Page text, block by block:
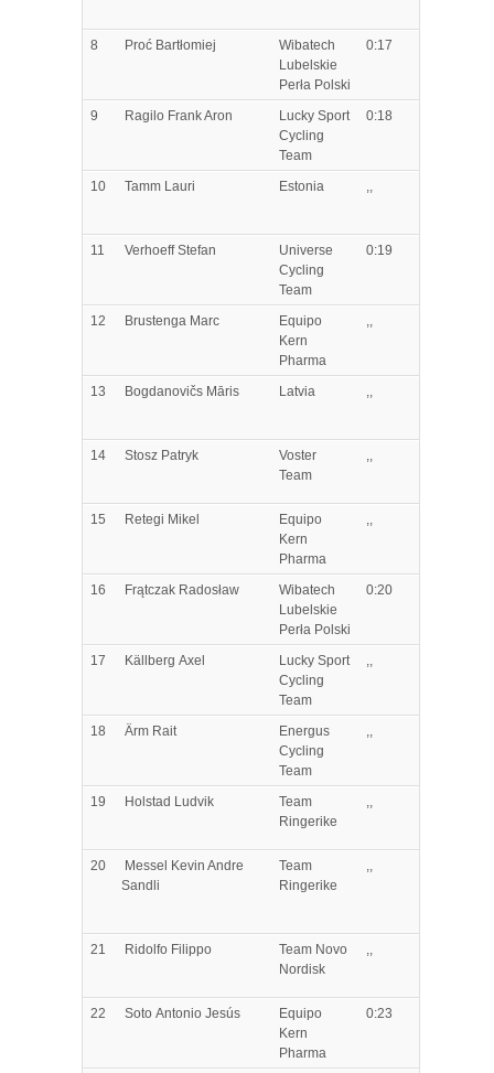
8 Proć Bartłomiej
Wibatech
Lubelskie
Perła Polski
0:17
9 Ragilo Frank Aron
Lucky Sport
Cycling
Team
0:18
10 Tamm Lauri Estonia ,,
11 VerhoeffStefan
Universe
Cycling
Team
0:19
12 Brustenga Marc
Equipo
Kern
Pharma
,,
13 Bogdanovičs Māris Latvia ,,
14 Stosz Patryk
Voster
Team
,,
15 Retegi Mikel
Equipo
Kern
Pharma
,,
16 Frątczak Radosław
Wibatech
Lubelskie
Perła Polski
0:20
17 Källberg Axel
Lucky Sport
Cycling
Team
,,
18 Ärm Rait
Energus
Cycling
Team
,,
19 Holstad Ludvik
Team
Ringerike
,,
20 Messel
Kevin Andre
Sandli
Team
Ringerike
,,
21 Ridolfo Filippo
Team Novo
Nordisk
,,
22 Soto Antonio Jesús
Equipo
Kern
Pharma
0:23